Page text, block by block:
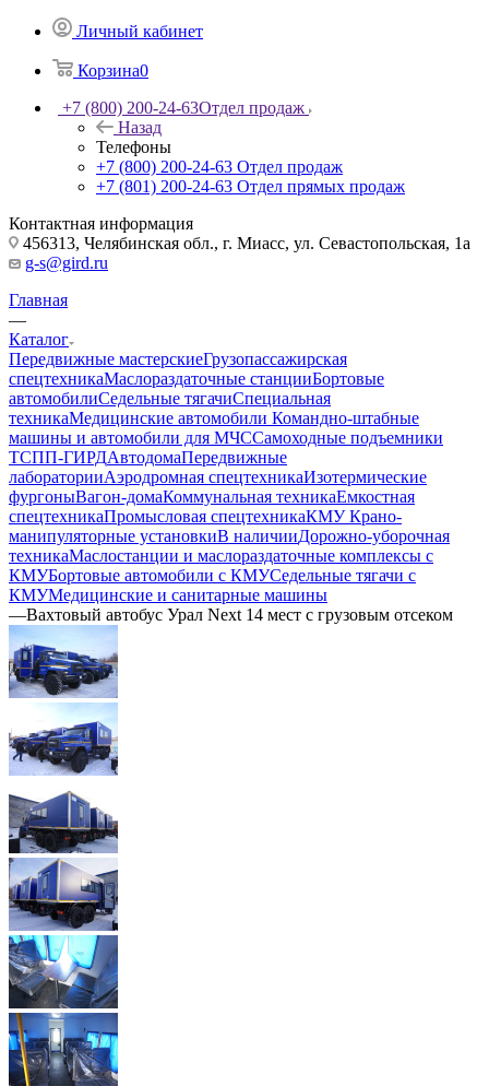
Личный кабинет
Корзина0
+7 (800) 200-24-63Отдел продаж
Назад
Телефоны
+7 (800) 200-24-63 Отдел продаж
+7 (801) 200-24-63 Отдел прямых продаж
Контактная информация
456313, Челябинская обл., г. Миасс, ул. Севастопольская, 1а
g-s@gird.ru
Главная
—
Каталог
Передвижные мастерскиеГрузопассажирская
спецтехникаМаслораздаточные станцииБортовые
автомобилиСедельные тягачиСпециальная
техникаМедицинские автомобили Командно-штабные
машины и автомобили для МЧССамоходные подъемники
ТСПП-ГИРДАвтодомаПередвижные
лабораторииАэродромная спецтехникаИзотермические
фургоныВагон-домаКоммунальная техникаЕмкостная
спецтехникаПромысловая спецтехникаКМУ Крано-
манипуляторные установкиВ наличииДорожно-уборочная
техникаМаслостанции и маслораздаточные комплексы с
КМУБортовые автомобили с КМУСедельные тягачи с
КМУМедицинские и санитарные машины
—Вахтовый автобус Урал Next 14 мест с грузовым отсеком